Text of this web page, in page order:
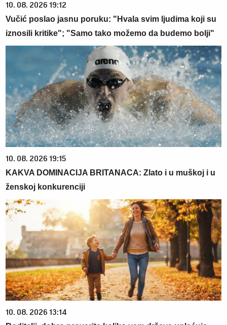
10. 08. 2026 19:12
Vučić poslao jasnu poruku: "Hvala svim ljudima koji su
iznosili kritike"; "Samo tako možemo da budemo bolji"
10. 08. 2026 19:15
KAKVA DOMINACIJA BRITANACA: Zlato i u muškoj i u
ženskoj konkurenciji
10. 08. 2026 13:14